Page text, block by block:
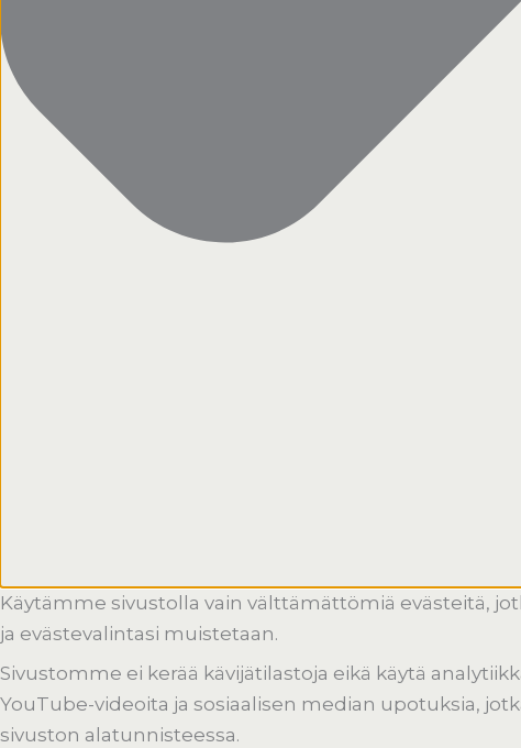
Käytämme sivustolla vain välttämättömiä evästeitä,
ja evästevalintasi muistetaan.
Sivustomme ei kerää kävijätilastoja eikä käytä
YouTube-videoita ja sosiaalisen median upotuksia,
sivuston alatunnisteessa.